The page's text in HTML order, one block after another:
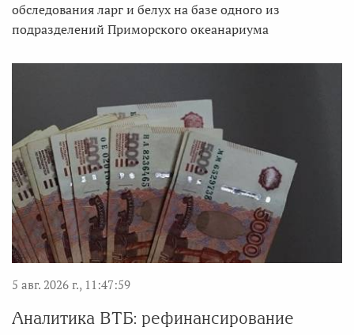
обследования ларг и белух на базе одного из
подразделений Приморского океанариума
5 авг. 2026 г., 11:47:59
Аналитика ВТБ: рефинансирование